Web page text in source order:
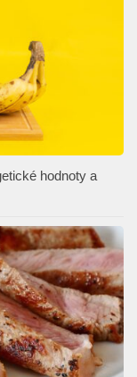
hodnoty a